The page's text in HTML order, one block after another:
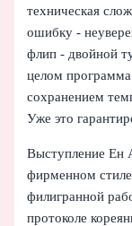
техническая
ошибку -
флип - двойной
целом
сохранением
Уже это
Выступление Ен
фирменном стиле
филигранной
протоколе